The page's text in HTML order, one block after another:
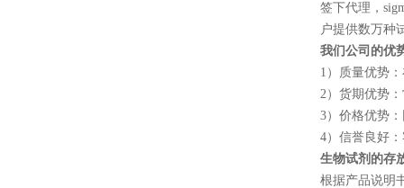
签下代理，
户提供数万种
我们公司的优
1 ）质量优势
2）货期优势
3）价格优势
4）信誉良好
生物试剂的存
根据产品说明